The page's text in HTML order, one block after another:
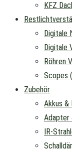
KFZ
Digitale
Digitale
Röhren
Scopes
Zubehör
Akkus &
Adapter
IR-